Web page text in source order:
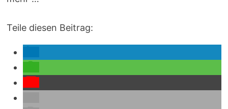
Teile diesen Beitrag: